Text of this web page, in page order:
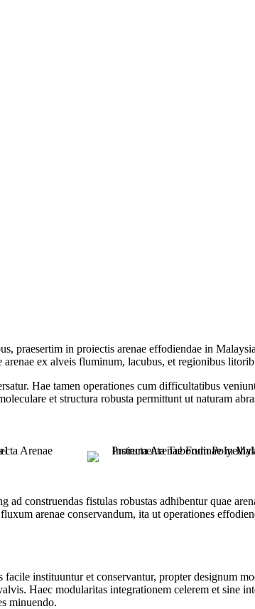
praesertim in proiectis arenae effodiendae in
ex alveis fluminum, lacubus, et regionibus
Hae tamen operationes cum difficultatibus
et structura robusta permittunt ut naturam
construendas fistulas robustas adhibentur quae
arenae conservandum, ita ut operationes
facile instituuntur et conservantur, propter designum
Haec modularitas integrationem celerem et sine
minuendo.